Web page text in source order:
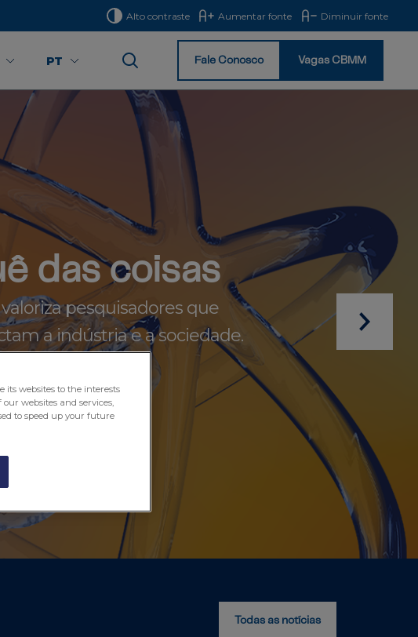
Alto contraste Aumentar fonte Diminuir fonte
PT Início Fale Conosco Vagas CBMM
das coisas
pesquisadores que
a indústria e a sociedade.
Todas as notícias
its websites to the interests
websites and services,
to speed up your future